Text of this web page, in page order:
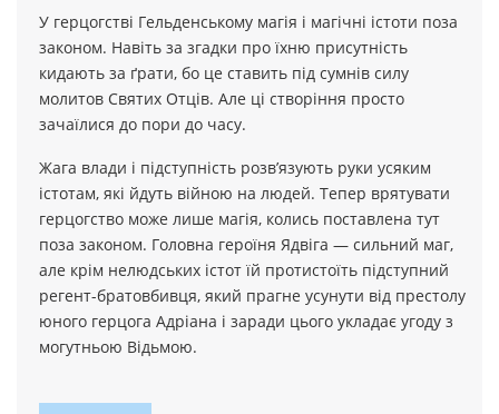
У герцогстві Гельденському магія і магічні істоти поза
законом. Навіть за згадки про їхню присутність
кидають за ґрати, бо це ставить під сумнів силу
молитов Святих Отців. Але ці створіння просто
зачаїлися до пори до часу.
Жага влади і підступність розв’язують руки усяким
істотам, які йдуть війною на людей. Тепер врятувати
герцогство може лише магія, колись поставлена тут
поза законом. Головна героїня Ядвіга — сильний маг,
але крім нелюдських істот їй протистоїть підступний
регент-братовбивця, який прагне усунути від престолу
юного герцога Адріана і заради цього укладає угоду з
могутньою Відьмою.